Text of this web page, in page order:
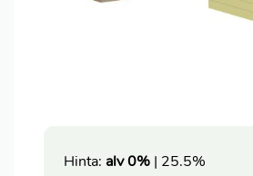
Hinta: alv 0% | 25.5%